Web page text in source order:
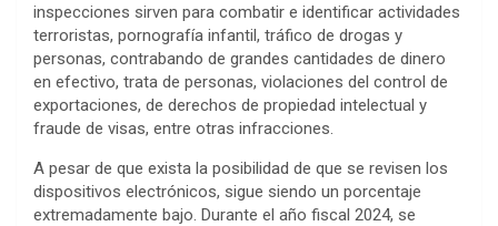
inspecciones sirven para combatir e identificar actividades
terroristas, pornografía infantil, tráfico de drogas y
personas, contrabando de grandes cantidades de dinero
en efectivo, trata de personas, violaciones del control de
exportaciones, de derechos de propiedad intelectual y
fraude de visas, entre otras infracciones.
A pesar de que exista la posibilidad de que se revisen los
dispositivos electrónicos, sigue siendo un porcentaje
extremadamente bajo. Durante el año fiscal 2024, se